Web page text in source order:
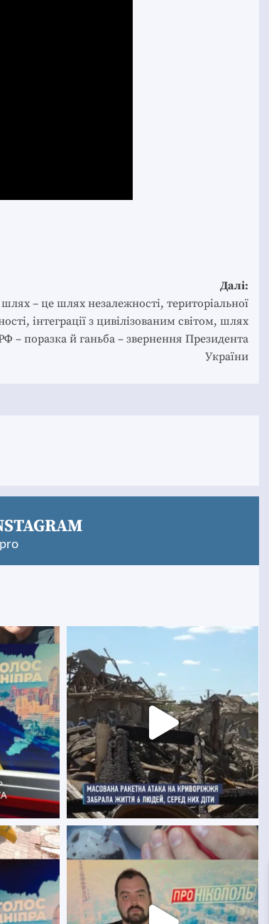
Далі:
– це шлях незалежності, територіальної
інтеграції з цивілізованим світом, шлях
– поразка й ганьба – звернення Президента
України